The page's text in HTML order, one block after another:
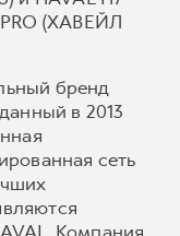
(ХАВЕЙЛ
бренд
в 2013
сеть